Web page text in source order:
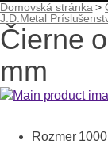
Domovská stránka >
J.D.Metal
Čierne
mm
Rozmer